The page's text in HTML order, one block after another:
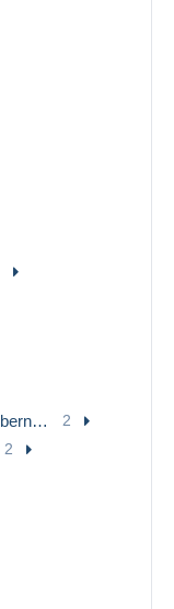
Bad Muenster a. Stein - Ebernburg 2
2